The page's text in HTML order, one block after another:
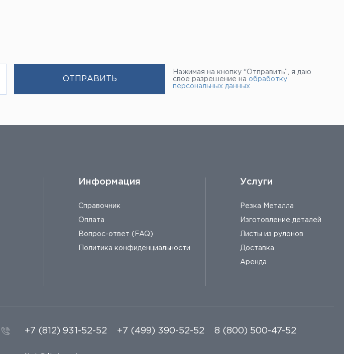
Нажимая на кнопку “Отправить”, я даю
свое разрешение на обработку
персональных данных
Информация
Справочник
Оплата
Вопрос-ответ (FAQ)
Политика конфиденциальности
Услуги
Резка Металла
Изготовление деталей
Листы из рулонов
Доставка
Аренда
+7 (812) 931-52-52 +7 (499) 390-52-52 8 (800) 500-47-52